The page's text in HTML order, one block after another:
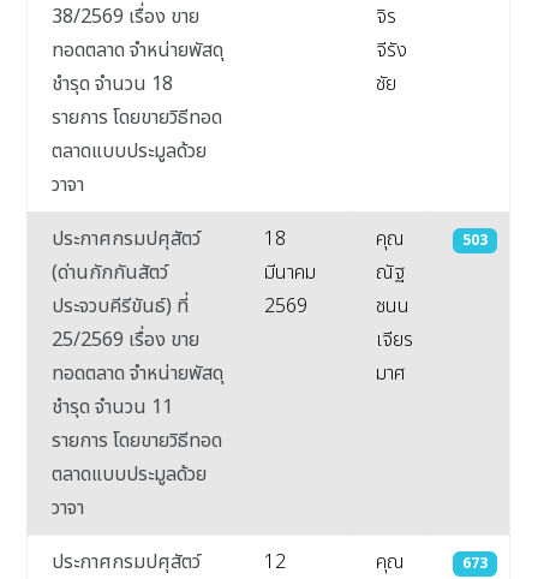
38/2569 เรื่อง ขาย
ทอดตลาด จำหน่ายพัสดุ
ชำรุด จำนวน 18
รายการ โดยขายวิธีทอด
ตลาดแบบประมูลด้วย
วาจา
จิร
จีรัง
ชัย
ประกาศกรมปศุสัตว์
(ด่านกักกันสัตว์
ประจวบคีรีขันธ์) ที่
25/2569 เรื่อง ขาย
ทอดตลาด จำหน่ายพัสดุ
ชำรุด จำนวน 11
รายการ โดยขายวิธีทอด
ตลาดแบบประมูลด้วย
วาจา
18
มีนาคม
2569
คุณ
ณัฐ
ชนน
เจียร
มาศ
503
ประกาศกรมปศุสัตว์
12
คุณ
673